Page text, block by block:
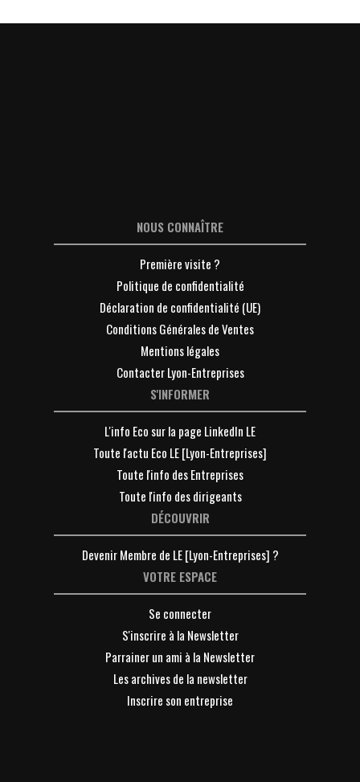
NOUS CONNAÎTRE
Première visite ?
Politique de confidentialité
Déclaration de confidentialité (UE)
Conditions Générales de Ventes
Mentions légales
Contacter Lyon-Entreprises
S'INFORMER
L'info Eco sur la page LinkedIn LE
Toute l'actu Eco LE [Lyon-Entreprises]
Toute l'info des Entreprises
Toute l'info des dirigeants
DÉCOUVRIR
Devenir Membre de LE [Lyon-Entreprises] ?
VOTRE ESPACE
Se connecter
S'inscrire à la Newsletter
Parrainer un ami à la Newsletter
Les archives de la newsletter
Inscrire son entreprise